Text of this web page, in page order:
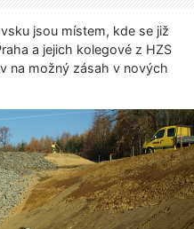
jsou místem, kde se již
a jejich kolegové z HZS
na možný zásah v nových